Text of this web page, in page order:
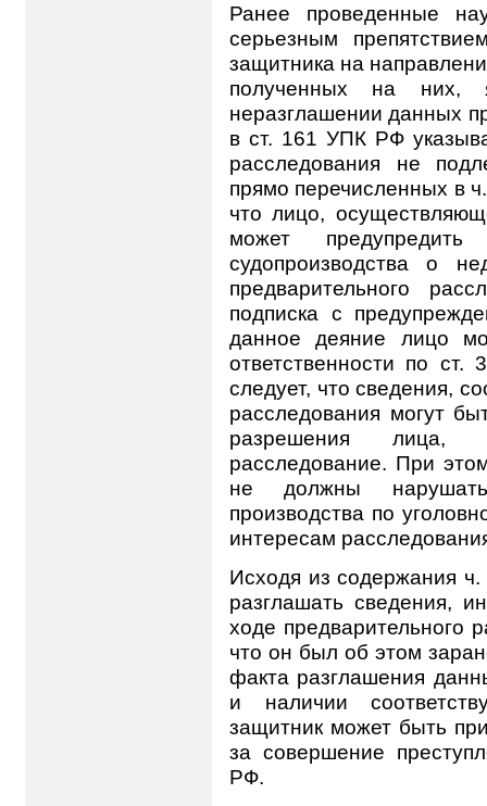
Ранее проведенные
серьезным
защитника на
полученных на них,
неразглашении данных
в ст. 161 УПК РФ
расследования не
прямо перечисленных в
что лицо,
может
судопроизводства о
предварительного
подписка с
данное деяние лицо
ответственности по
следует, что сведения,
расследования могут
разрешения лица,
расследование. При
не должны нарушать
производства по
интересам
Исходя из содержания
разглашать сведения,
ходе предварительного
что он был об этом
факта разглашения
и наличии
защитник может быть
за совершение
РФ.